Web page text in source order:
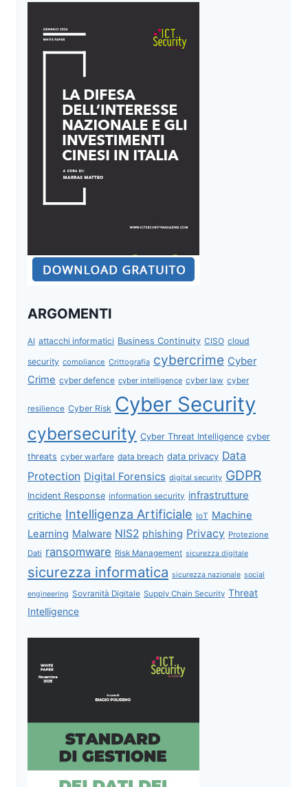
ARGOMENTI
AI attacchi informatici Business Continuity CISO cloud
security compliance Crittografia cybercrime Cyber
Crime cyber defence cyber intelligence cyber law cyber
resilience Cyber Risk Cyber Security
cybersecurity Cyber Threat Intelligence cyber
threats cyber warfare data breach data privacy Data
Protection Digital Forensics digital security GDPR
Incident Response information security infrastrutture
critiche Intelligenza Artificiale IoT Machine
Learning Malware NIS2 phishing Privacy Protezione
Dati ransomware Risk Management sicurezza digitale
sicurezza informatica sicurezza nazionale social
engineering Sovranità Digitale Supply Chain Security Threat
Intelligence